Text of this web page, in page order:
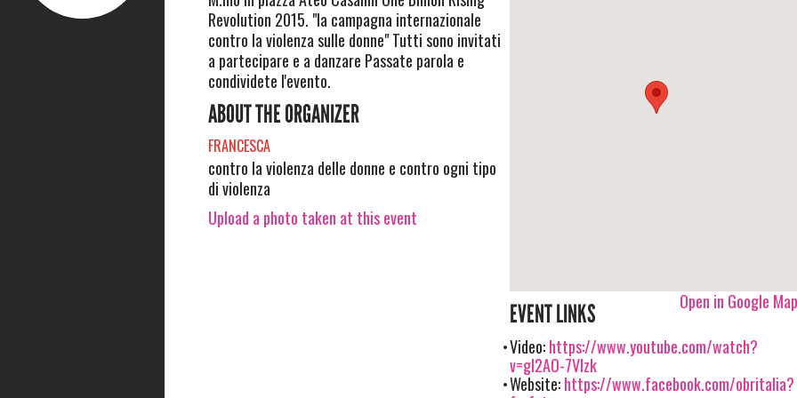
Revolution 2015. "la campagna internazionale
contro la violenza sulle donne" Tutti sono invitati
a partecipare e a danzare Passate parola e
condividete l'evento.
ABOUT THE ORGANIZER
FRANCESCA
contro la violenza delle donne e contro ogni tipo
di violenza
Upload a photo taken at this event
Open in Google
EVENT LINKS
Video:https://www.youtube.com/watch?
v=gl2AO-7Vlzk
Website:https://www.facebook.com/obritalia?